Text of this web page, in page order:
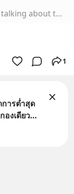
Follow me on earth. 21,387 likes · 106 talking about this. รีวิวที่พัก ที่กิน ที่เที่ยวสวยๆ ทั้งในและนอกประเทศ เดินทางไปกับเรากันนะ
1
การต่ำสุด
องเดียว